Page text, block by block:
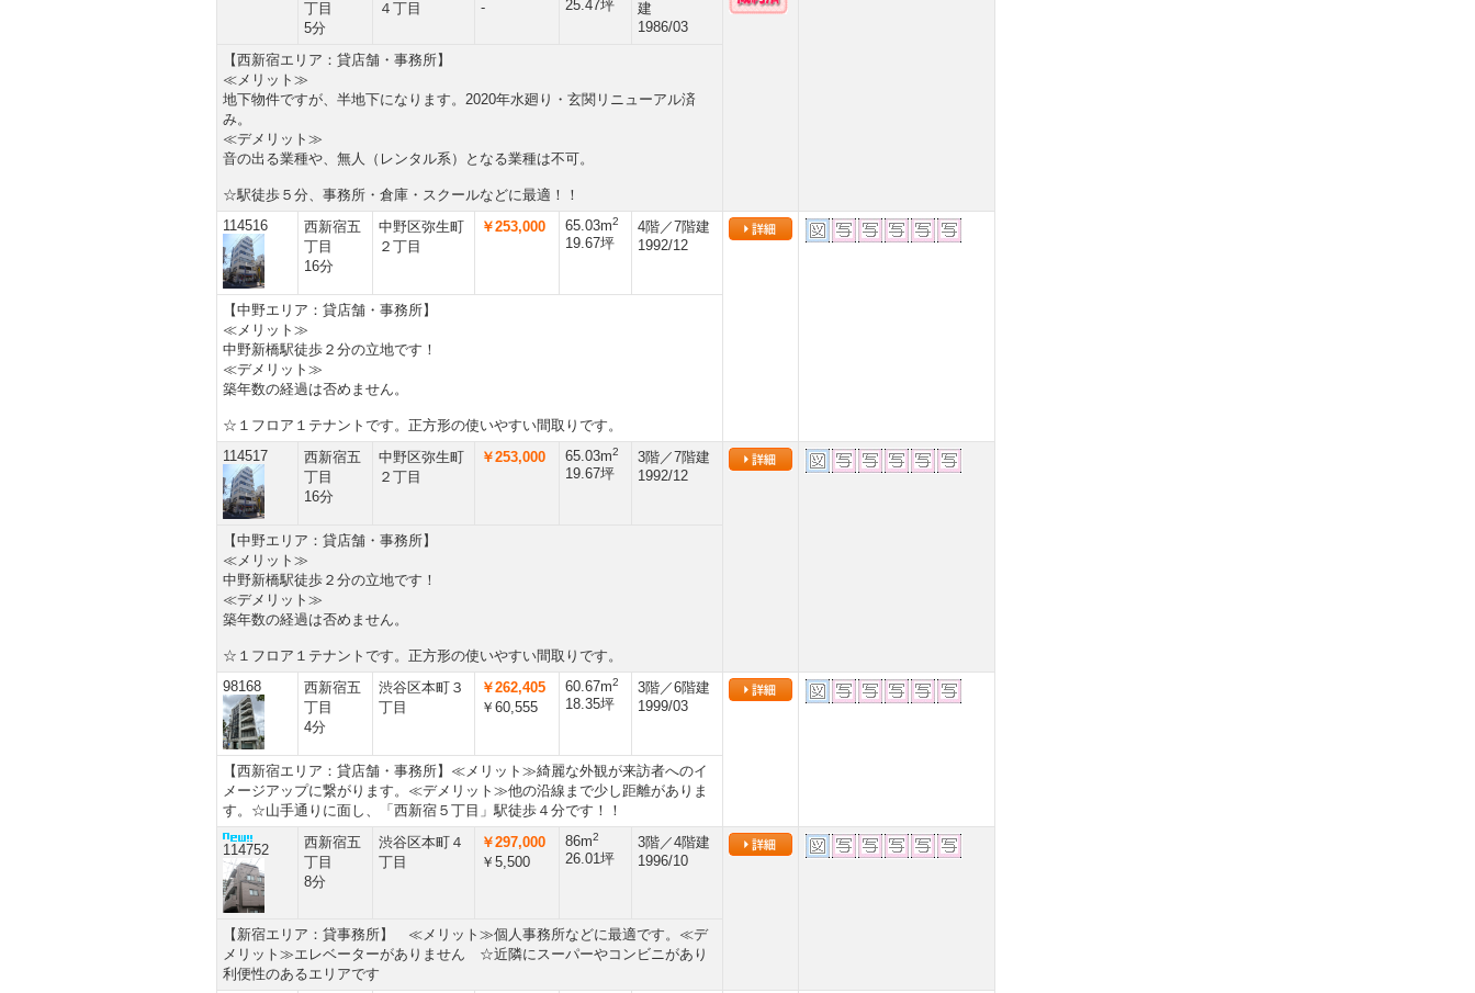
丁目
5分
４丁目
-
25.47坪
建
1986/03
【西新宿エリア：貸店舗・事務所】
≪メリット≫
地下物件ですが、半地下になります。2020年水廻り・玄関リニューアル済
み。
≪デメリット≫
音の出る業種や、無人（レンタル系）となる業種は不可。
☆駅徒歩５分、事務所・倉庫・スクールなどに最適！！
114516
西新宿五
丁目
16分
中野区弥生町
２丁目
￥253,000 65.03m2
19.67坪
4階／7階建
1992/12
【中野エリア：貸店舗・事務所】
≪メリット≫
中野新橋駅徒歩２分の立地です！
≪デメリット≫
築年数の経過は否めません。
☆１フロア１テナントです。正方形の使いやすい間取りです。
114517
西新宿五
丁目
16分
中野区弥生町
２丁目
￥253,000 65.03m2
19.67坪
3階／7階建
1992/12
【中野エリア：貸店舗・事務所】
≪メリット≫
中野新橋駅徒歩２分の立地です！
≪デメリット≫
築年数の経過は否めません。
☆１フロア１テナントです。正方形の使いやすい間取りです。
98168
西新宿五
丁目
4分
渋谷区本町３
丁目
￥262,405
￥60,555
60.67m2
18.35坪
3階／6階建
1999/03
【西新宿エリア：貸店舗・事務所】≪メリット≫綺麗な外観が来訪者へのイ
メージアップに繋がります。≪デメリット≫他の沿線まで少し距離がありま
す。☆山手通りに面し、「西新宿５丁目」駅徒歩４分です！！
114752
西新宿五
丁目
8分
渋谷区本町４
丁目
￥297,000
￥5,500
86m2
26.01坪
3階／4階建
1996/10
【新宿エリア：貸事務所】 ≪メリット≫個人事務所などに最適です。≪デ
メリット≫エレベーターがありません ☆近隣にスーパーやコンビニがあり
利便性のあるエリアです